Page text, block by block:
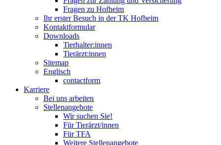
Fragen zu Hofheim
Ihr erster Besuch in der TK Hofheim
Kontaktformular
Downloads
Tierhalter:innen
Tierärzt:innen
Sitemap
Englisch
contactform
Karriere
Bei uns arbeiten
Stellenangebote
Wir suchen Sie!
Für Tierärzt/innen
Für TFA
Weitere Stellenangebote